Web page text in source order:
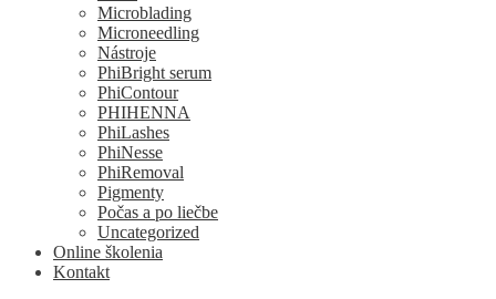
Microblading
Microneedling
Nástroje
PhiBright serum
PhiContour
PHIHENNA
PhiLashes
PhiNesse
PhiRemoval
Pigmenty
Počas a po liečbe
Uncategorized
Online školenia
Kontakt